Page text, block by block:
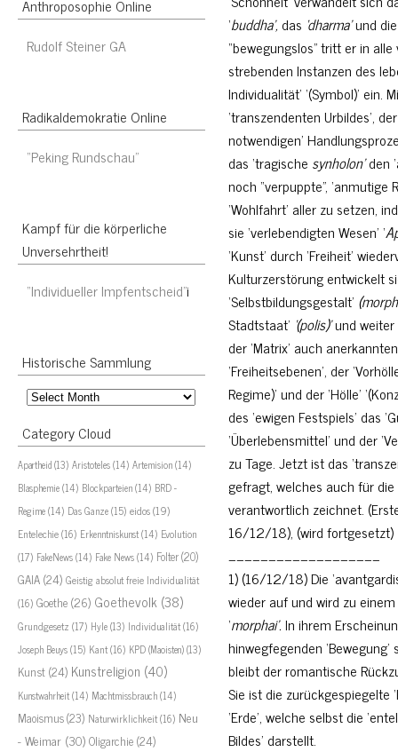
Anthroposophie Online
Rudolf Steiner GA
Radikaldemokratie Online
“Peking Rundschau”
Kampf für die körperliche
Unversehrtheit!
“Individueller Impfentscheid”i
Historische Sammlung
Historische
Category Cloud
Apartheid(13) Aristoteles(14) Artemision(14)
Blasphemie(14) Blockparteien(14) BRD -
Regime(14) Das Ganze(15) eidos(19)
Entelechie(16) Erkenntniskunst(14) Evolution
(17) FakeNews(14) Fake News(14) Folter(20)
GAIA(24) Geistig absolut freie Individualität
(16) Goethe(26) Goethevolk (38)
Grundgesetz (17) Hyle(13) Individualität(16)
Joseph Beuys(15) Kant(16) KPD (Maoisten)(13)
Kunst(24) Kunstreligion (40)
Kunstwahrheit(14) Machtmissbrauch(14)
Maoismus(23) Naturwirklichkeit(16) Neu
- Weimar (30)Oligarchie(24)
‘buddha’, das ‘dharma’und
“bewegungslos” tritt er in
strebenden Instanzen des
Individualität’ ‘(Symbol)’
‘transzendenten Urbildes’,
notwendigen’
das ‘tragische synholon’den
noch “verpuppte”, ‘anmutige
‘Wohlfahrt’ aller zu setzen,
sie ‘verlebendigten Wesen’ ‘
‘Kunst’ durch ‘Freiheit’
Kulturzerstörung entwickelt
‘Selbstbildungsgestalt’
Stadtstaat’ ‘(polis)’und weiter
der ‘Matrix’ auch
‘Freiheitsebenen’, der
Regime)’ und der ‘Hölle’
des ‘ewigen Festspiels’ das
‘Überlebensmittel’ und der
zu Tage. Jetzt ist das
gefragt, welches auch für die
verantwortlich zeichnet.
16/12/18), (wird fortgesetzt)
___________________
1) (16/12/18) Die
wieder auf und wird zu einem
‘morphai’.In ihrem
hinwegfegenden
bleibt der romantische
Sie ist die zurückgespiegelte
‘Erde’, welche selbst die
Bildes’ darstellt.